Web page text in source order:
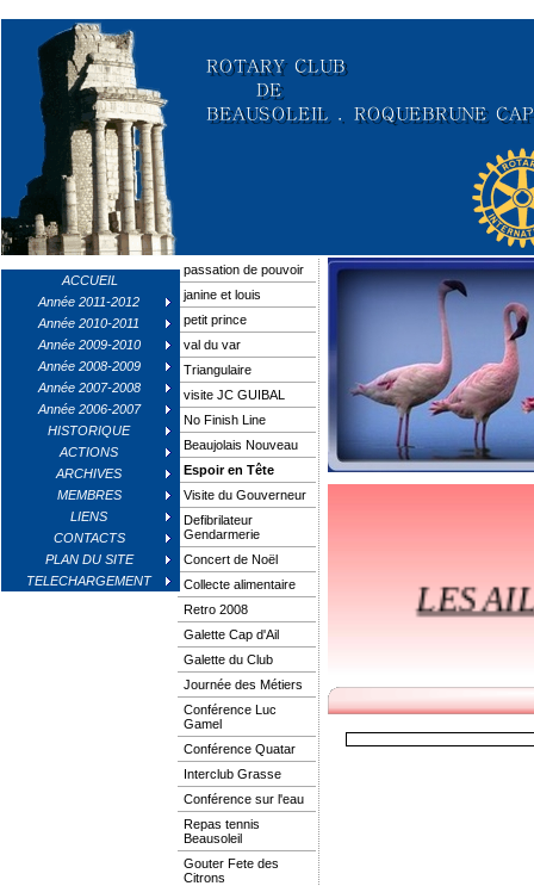
ACCUEIL
Année 2011-2012
Année 2010-2011
Année 2009-2010
Année 2008-2009
Année 2007-2008
Année 2006-2007
HISTORIQUE
ACTIONS
ARCHIVES
MEMBRES
LIENS
CONTACTS
PLAN DU SITE
TELECHARGEMENT
LES
passation de pouvoir
janine et louis
petit prince
val du var
Triangulaire
visite JC GUIBAL
No Finish Line
Beaujolais Nouveau
Espoir en Tête
Visite du Gouverneur
Defibrilateur
Gendarmerie
Concert de Noël
Collecte alimentaire
Retro 2008
Galette Cap d'Ail
Galette du Club
Journée des Métiers
Conférence Luc
Gamel
Conférence Quatar
Interclub Grasse
Conférence sur l'eau
Repas tennis
Beausoleil
Gouter Fete des
Citrons